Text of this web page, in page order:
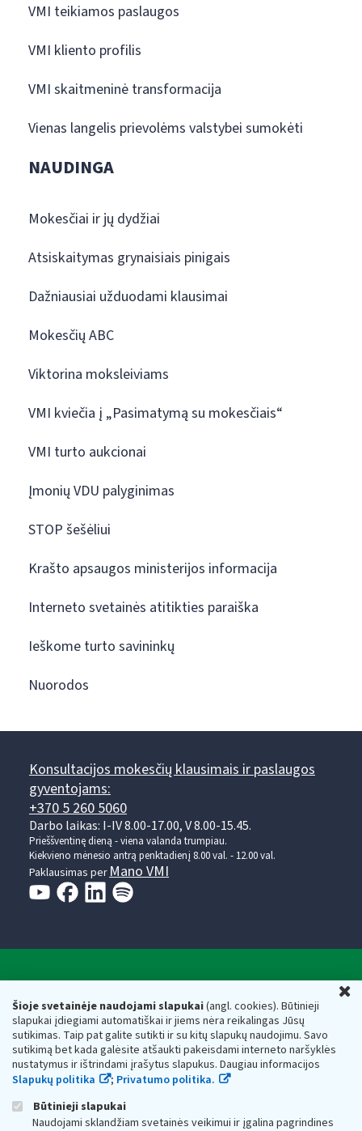
Šioje svetainėje naudojami slapukai(angl. cookies). Būtinieji
slapukai įdiegiami automatiškai ir jiems nėra reikalingas Jūsų
sutikimas. Taip pat galite sutikti ir su kitų slapukų naudojimu. Savo
sutikimą bet kada galėsite atšaukti pakeisdami interneto naršyklės
nustatymus ir ištrindami įrašytus slapukus. Daugiau informacijos
Slapukų politika
; Privatumo politika.
Būtinieji slapukai
Naudojami sklandžiam svetainės veikimui ir įgalina pagrindines
VMI teikiamos paslaugos
VMI kliento profilis
VMI skaitmeninė transformacija
Vienas langelis prievolėms valstybei sumokėti
NAUDINGA
Mokesčiai ir jų dydžiai
Atsiskaitymas grynaisiais pinigais
Dažniausiai užduodami klausimai
Mokesčių ABC
Viktorina moksleiviams
VMI kviečia į „Pasimatymą su mokesčiais“
VMI turto aukcionai
Įmonių VDU palyginimas
STOP šešėliui
Krašto apsaugos ministerijos informacija
Interneto svetainės atitikties paraiška
Ieškome turto savininkų
Nuorodos
Konsultacijos mokesčių klausimais ir paslaugos
gyventojams:
+370 5 260 5060
Darbo laikas: I-IV 8.00-17.00, V 8.00-15.45.
Prieššventinę dieną - viena valanda trumpiau.
Kiekvieno mėnesio antrą penktadienį 8.00 val. - 12.00 val.
Paklausimas per Mano VMI
Respublikos finansų ministerijos
Biudžetinė įstaiga. Juridinio asmens kodas — 188659752,
adresas: Vasario 16-osios g. 14, 01107 Vilnius, Lietuva, el.paštas:
vmi@vmi.lt, E. pristatymo dėžutės adresas 188659752
Duomenys apie Valstybinę mokesčių inspekciją prie Lietuvos
Respublikos finansų ministerijos kaupiami ir saugomi Juridinių